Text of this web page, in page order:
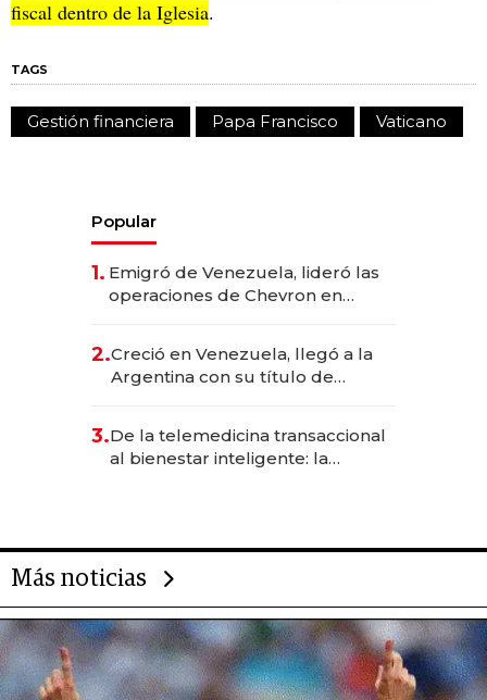
fiscal dentro de la Iglesia.
TAGS
Gestión financiera Papa Francisco Vaticano
Popular
1. Emigró de Venezuela, lideró las
operaciones de Chevron en
2.Creció en Venezuela, llegó a la
Argentina con su título de
las marcas "fast premium"
3.De la telemedicina transaccional
al bienestar inteligente: la
Más noticias